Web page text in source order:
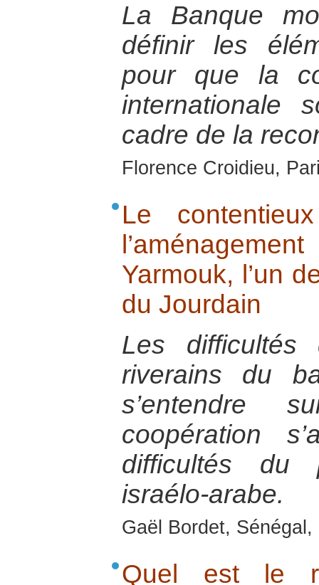
La Banque
définir les
pour que la
internationale
cadre de la
Florence Croidieu,
Le
Yarmouk, l’un
du Jourdain
Les difficultés
riverains du
s’entendre
coopération
difficultés du
israélo-arabe.
Gaël Bordet,
Quel est le